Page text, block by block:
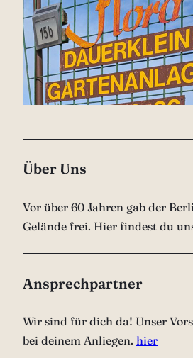
Über Uns
Vor über 60 Jahren gab der
Gelände frei. Hier findest du
Ansprechpartner
Wir sind für dich da! Unser
bei deinem Anliegen. hier